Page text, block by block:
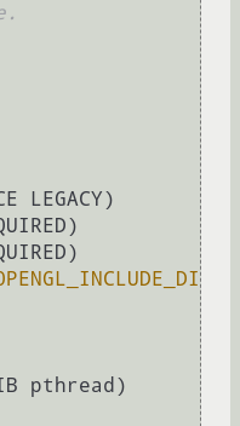
sailboat)
pthread)